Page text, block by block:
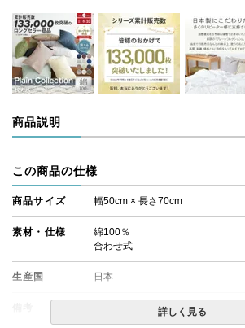
商品説明
この商品の仕様
商品サイズ 幅50cm × 長さ70cm
素材・仕様
綿100％
合わせ式
生産国 日本
・配達日指定ＯＫ！
※北海道・沖縄・離島等一部地域
詳しく見る